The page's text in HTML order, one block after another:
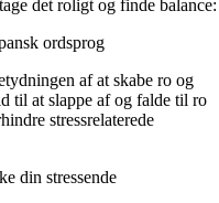
det roligt og finde balance:
ordsprog
af ​​at skabe ro og
til at slappe af og falde til ro
stressrelaterede
din stressende